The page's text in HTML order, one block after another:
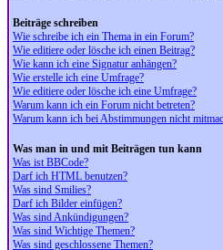
Beiträge schreiben
Wie schreibe ich ein Thema in ein Forum?
Wie editiere oder lösche ich einen Beitrag?
Wie kann ich eine Signatur anhängen?
Wie erstelle ich eine Umfrage?
Wie editiere oder lösche ich eine Umfrage?
Warum kann ich ein Forum nicht betreten?
Warum kann ich bei Abstimmungen nicht
Was man in und mit Beiträgen tun kann
Was ist BBCode?
Darf ich HTML benutzen?
Was sind Smilies?
Darf ich Bilder einfügen?
Was sind Ankündigungen?
Was sind Wichtige Themen?
Was sind geschlossene Themen?